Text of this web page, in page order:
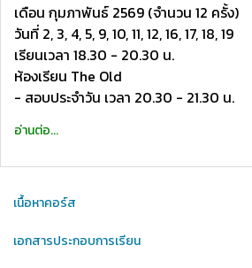
เดือน กุมภาพันธ์ 2569 (จำนวน 12 ครั้ง)
วันที่ 2, 3, 4, 5, 9, 10, 11, 12, 16, 17, 18, 19
เรียนเวลา 18.30 - 20.30 น.
ห้องเรียน The Old
- สอบประจำวัน เวลา 20.30 - 21.30 น.
อ่านต่อ...
เนื้อหาคอร์ส
เอกสารประกอบการเรียน